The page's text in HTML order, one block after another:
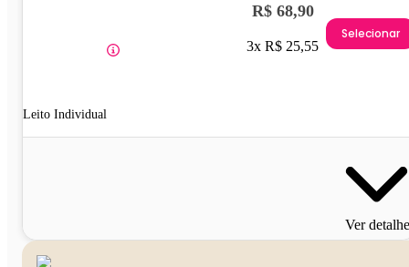
Leito Individual
R$ 68,90
3x R$ 25,55
Selecionar
Ver